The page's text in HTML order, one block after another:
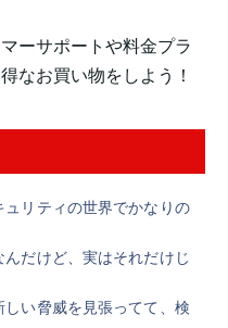
ーサポートや料金プラ
なお買い物をしよう！
リティの世界でかなりの
だけど、実はそれだけじ
い脅威を見張ってて、検